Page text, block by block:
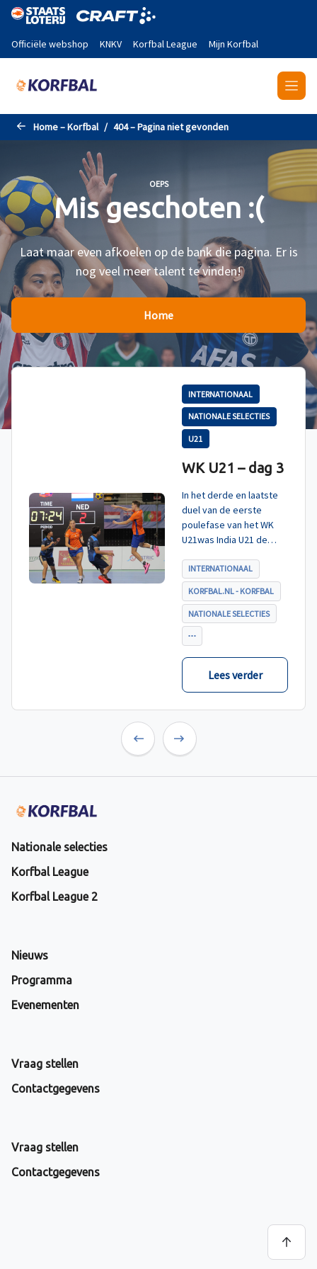
Naar de hoofdinhoud gaan
Officiële webshop KNKV Korfbal League Mijn Korfbal
Home – Korfbal 404 – Pagina niet gevonden
OEPS
Mis geschoten :(
Laat maar even afkoelen op de bank die pagina. Er is
nog veel meer talent te vinden!
Home
INTERNATIONAAL
NATIONALE SELECTIES
U21
WK U21 – dag 3
In het derde en laatste
duel van de eerste
poulefase van het WK
U21was India U21 de
verwacht werd ook dit
duel met ruime cijfers
gewonnen en daarmee
eindigt Nederland U21
als koploper in poule A.
INTERNATIONAAL
KORFBAL.NL - KORFBAL
NATIONALE SELECTIES
Lees verder
Nationale selecties
Korfbal League
Korfbal League 2
Nieuws
Programma
Evenementen
Vraag stellen
Contactgegevens
Vraag stellen
Contactgegevens